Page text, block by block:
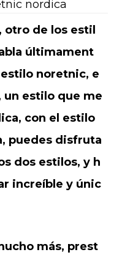
otro de los estil
últimament
noretnic, e
un estilo que me
con el estilo
puedes disfruta
dos estilos, y h
increíble y únic
más, prest